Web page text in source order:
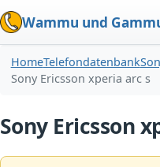
Wammu und
HomeTelefondatenbank
Sony Ericsson xperia arc s
Sony Ericsson